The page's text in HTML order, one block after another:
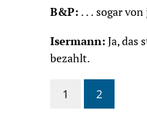
B&P: . . . sogar
Isermann: Ja, das
bezahlt.
1 2